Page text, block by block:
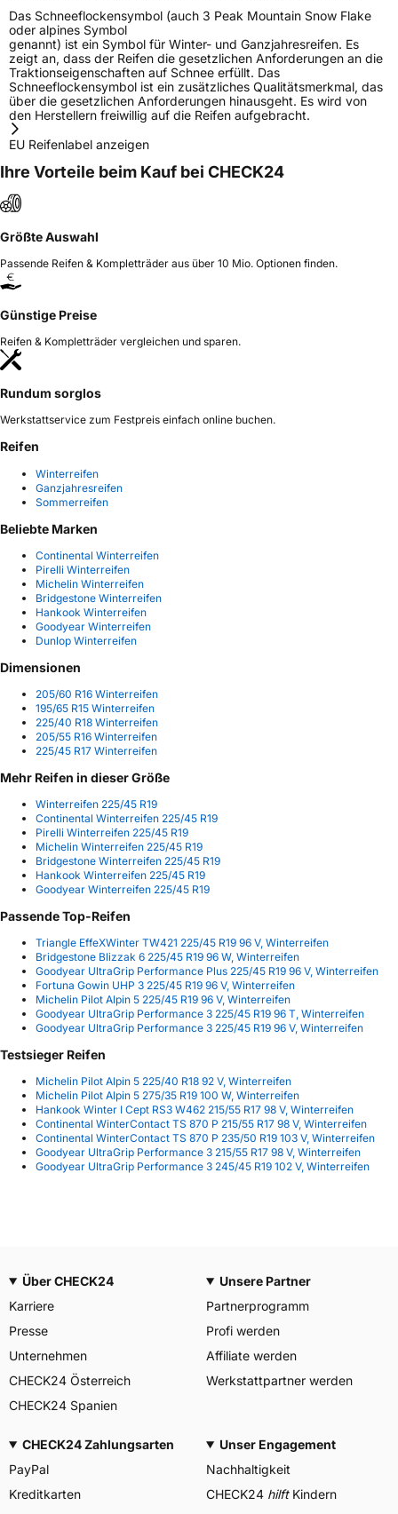
Das Schneeflockensymbol (auch 3 Peak Mountain Snow Flake
oder alpines Symbol
genannt) ist ein Symbol für Winter- und Ganzjahresreifen. Es
zeigt an, dass der Reifen die gesetzlichen Anforderungen an die
Traktionseigenschaften auf Schnee erfüllt. Das
Schneeflockensymbol ist ein zusätzliches Qualitätsmerkmal, das
über die gesetzlichen Anforderungen hinausgeht. Es wird von
den Herstellern freiwillig auf die Reifen aufgebracht.
EU Reifenlabel anzeigen
Ihre Vorteile beim Kauf bei CHECK24
Größte Auswahl
Passende Reifen & Kompletträder aus über 10 Mio. Optionen finden.
Günstige Preise
Reifen & Kompletträder vergleichen und sparen.
Rundum sorglos
Werkstattservice zum Festpreis einfach online buchen.
Reifen
Winterreifen
Ganzjahresreifen
Sommerreifen
Beliebte Marken
Continental Winterreifen
Pirelli Winterreifen
Michelin Winterreifen
Bridgestone Winterreifen
Hankook Winterreifen
Goodyear Winterreifen
Dunlop Winterreifen
Dimensionen
205/60 R16 Winterreifen
195/65 R15 Winterreifen
225/40 R18 Winterreifen
205/55 R16 Winterreifen
225/45 R17 Winterreifen
Mehr Reifen in dieser Größe
Winterreifen 225/45 R19
Continental Winterreifen 225/45 R19
Pirelli Winterreifen 225/45 R19
Michelin Winterreifen 225/45 R19
Bridgestone Winterreifen 225/45 R19
Hankook Winterreifen 225/45 R19
Goodyear Winterreifen 225/45 R19
Passende Top-Reifen
Triangle EffeXWinter TW421 225/45 R19 96 V, Winterreifen
Bridgestone Blizzak 6 225/45 R19 96 W, Winterreifen
Goodyear UltraGrip Performance Plus 225/45 R19 96 V, Winterreifen
Fortuna Gowin UHP 3 225/45 R19 96 V, Winterreifen
Michelin Pilot Alpin 5 225/45 R19 96 V, Winterreifen
Goodyear UltraGrip Performance 3 225/45 R19 96 T, Winterreifen
Goodyear UltraGrip Performance 3 225/45 R19 96 V, Winterreifen
Testsieger Reifen
Michelin Pilot Alpin 5 225/40 R18 92 V, Winterreifen
Michelin Pilot Alpin 5 275/35 R19 100 W, Winterreifen
Hankook Winter I Cept RS3 W462 215/55 R17 98 V, Winterreifen
Continental WinterContact TS 870 P 215/55 R17 98 V, Winterreifen
Continental WinterContact TS 870 P 235/50 R19 103 V, Winterreifen
Goodyear UltraGrip Performance 3 215/55 R17 98 V, Winterreifen
Goodyear UltraGrip Performance 3 245/45 R19 102 V, Winterreifen
Über CHECK24
Karriere
Presse
Unternehmen
CHECK24 Österreich
CHECK24 Spanien
Unsere Partner
Partnerprogramm
Profi werden
Affiliate werden
Werkstattpartner werden
CHECK24 Zahlungsarten
PayPal
Kreditkarten
Unser Engagement
Nachhaltigkeit
CHECK24 hilftKindern